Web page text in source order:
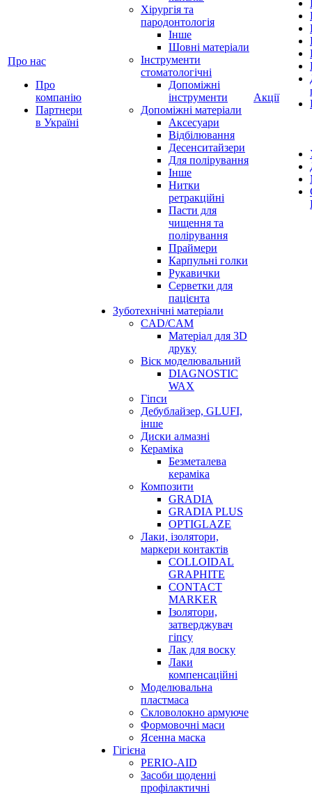
Про нас
Про
компанію
Партнери
в Україні
Хірургія та
пародонтологія
Інше
Шовні матеріали
Інструменти
стоматологічні
Допоміжні
інструменти
Допоміжні матеріали
Аксесуари
Відбілювання
Десенситайзери
Для полірування
Інше
Нитки
ретракційні
Пасти для
чищення та
полірування
Праймери
Карпульні голки
Рукавички
Серветки для
пацієнта
Зуботехнічні матеріали
CAD/CAM
Матеріал для 3D
друку
Віск моделювальний
DIAGNOSTIC
WAX
Гіпси
Дебублайзер, GLUFI,
інше
Диски алмазні
Кераміка
Безметалева
кераміка
Композити
GRADIA
GRADIA PLUS
OPTIGLAZE
Лаки, ізолятори,
маркери контактів
COLLOIDAL
GRAPHITE
CONTACT
MARKER
Ізолятори,
затверджувач
гіпсу
Лак для воску
Лаки
компенсаційні
Моделювальна
пластмаса
Скловолокно армуюче
Формовочні маси
Ясенна маска
Гігієна
PERIO-AID
Засоби щоденні
профілактичні
Акції